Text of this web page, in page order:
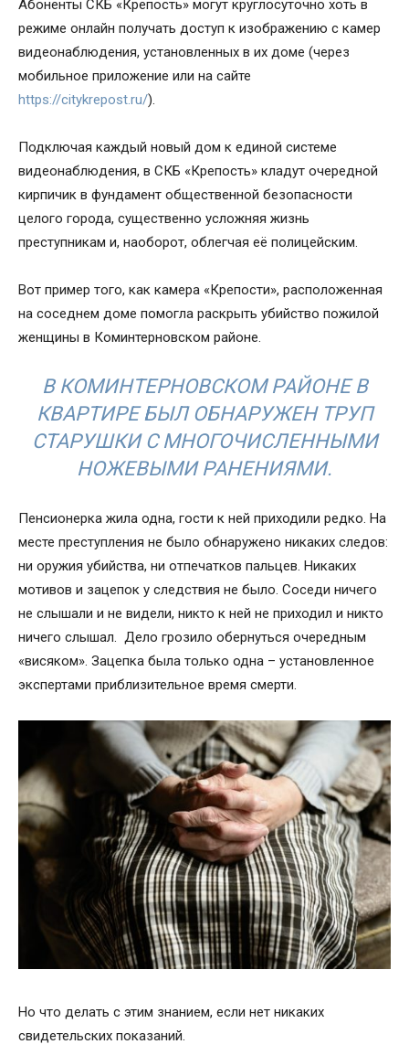
Абоненты СКБ «Крепость» могут круглосуточно хоть в
режиме онлайн получать доступ к изображению с камер
видеонаблюдения, установленных в их доме (через
мобильное приложение или на сайте
https://citykrepost.ru/).
Подключая каждый новый дом к единой системе
видеонаблюдения, в СКБ «Крепость» кладут очередной
кирпичик в фундамент общественной безопасности
целого города, существенно усложняя жизнь
преступникам и, наоборот, облегчая её полицейским.
Вот пример того, как камера «Крепости», расположенная
на соседнем доме помогла раскрыть убийство пожилой
женщины в Коминтерновском районе.
В КОМИНТЕРНОВСКОМ РАЙОНЕ В
КВАРТИРЕ БЫЛ ОБНАРУЖЕН ТРУП
СТАРУШКИ С МНОГОЧИСЛЕННЫМИ
НОЖЕВЫМИ РАНЕНИЯМИ.
Пенсионерка жила одна, гости к ней приходили редко. На
месте преступления не было обнаружено никаких следов:
ни оружия убийства, ни отпечатков пальцев. Никаких
мотивов и зацепок у следствия не было. Соседи ничего
не слышали и не видели, никто к ней не приходил и никто
ничего слышал. Дело грозило обернуться очередным
«висяком». Зацепка была только одна – установленное
экспертами приблизительное время смерти.
Но что делать с этим знанием, если нет никаких
свидетельских показаний.